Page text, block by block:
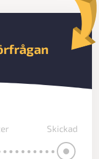
Skickad